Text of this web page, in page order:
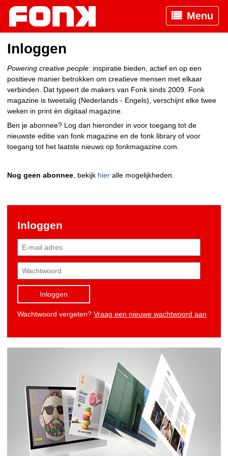
Menu
Inloggen
Powering creative people: inspiratie bieden, actief en op een
positieve manier betrokken om creatieve mensen met elkaar
verbinden. Dat typeert de makers van Fonk sinds 2009. Fonk
magazine is tweetalig (Nederlands - Engels), verschijnt elke twee
weken in print èn digitaal magazine.
Ben je abonnee? Log dan hieronder in voor toegang tot de
nieuwste editie van fonk magazine en de fonk library of voor
toegang tot het laatste nieuws op fonkmagazine.com.
Nog geen abonnee , bekijk hier alle mogelijkheden.
Inloggen
Inloggen
Wachtwoord vergeten? Vraag een nieuwe wachtwoord aan